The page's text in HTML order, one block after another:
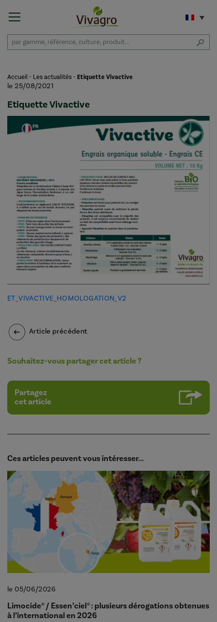
Accueil - Les actualités - Etiquette Vivactive
le 25/08/2021
Etiquette Vivactive
ET_VIVACTIVE_HOMOLOGATION_V2
Article précédent
Souhaitez-vous partager cet article ?
Partagez
cet article
Ces articles peuvent vous intéresser...
le 05/06/2026
Limocide® / Essen’ciel® : plusieurs dérogations obtenues
à l’international en 2026